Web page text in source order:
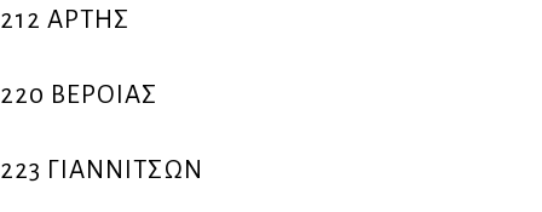
212 ΑΡΤΗΣ
220 ΒΕΡΟΙΑΣ
223 ΓΙΑΝΝΙΤΣΩΝ